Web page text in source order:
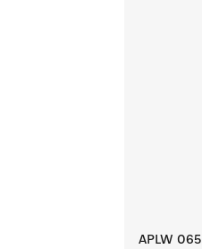
APLW 065